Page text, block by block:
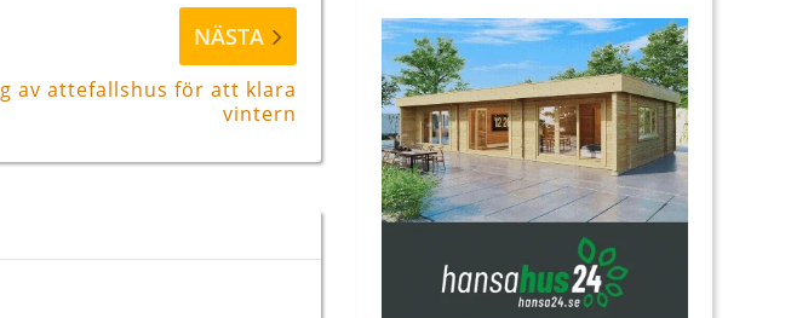
Nästa
inlägg
NÄSTA
av attefallshus för att klara
vintern